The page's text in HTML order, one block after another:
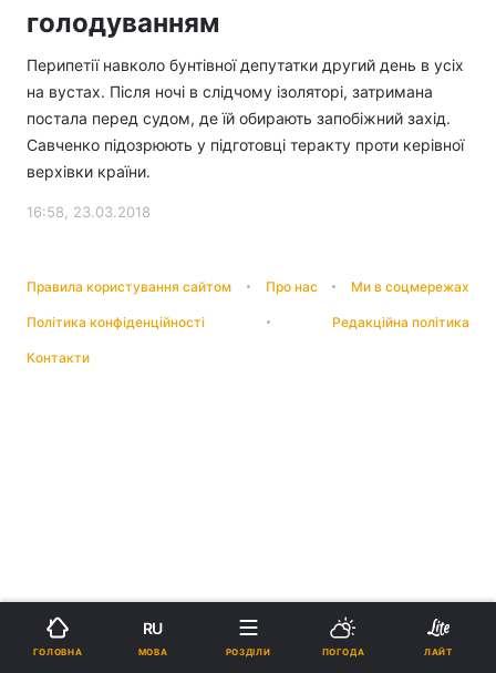
голодуванням
Перипетії навколо бунтівної депутатки другий день в усіх
на вустах. Після ночі в слідчому ізоляторі, затримана
постала перед судом, де їй обирають запобіжний захід.
Савченко підозрюють у підготовці теракту проти керівної
верхівки країни.
16:58, 23.03.2018
Правила користування сайтом Про нас Ми в соцмережах
Політика конфіденційності Редакційна політика
Контакти
ГОЛОВНА
RU
МОВА РОЗДІЛИ ПОГОДА ЛАЙТ